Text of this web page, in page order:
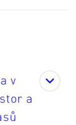
v
a